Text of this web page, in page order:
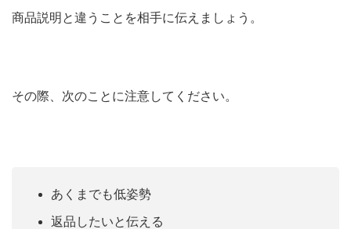
商品説明と違うことを相手に伝えましょう。
その際、次のことに注意してください。
あくまでも低姿勢
返品したいと伝える